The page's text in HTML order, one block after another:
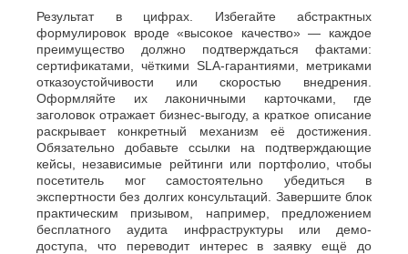
Результат в цифрах. Избегайте абстрактных
формулировок вроде «высокое качество» — каждое
преимущество должно подтверждаться фактами:
сертификатами, чёткими SLA-гарантиями, метриками
отказоустойчивости или скоростью внедрения.
Оформляйте их лаконичными карточками, где
заголовок отражает бизнес-выгоду, а краткое описание
раскрывает конкретный механизм её достижения.
Обязательно добавьте ссылки на подтверждающие
кейсы, независимые рейтинги или портфолио, чтобы
посетитель мог самостоятельно убедиться в
экспертности без долгих консультаций. Завершите блок
практическим призывом, например, предложением
бесплатного аудита инфраструктуры или демо-
доступа, что переводит интерес в заявку ещё до